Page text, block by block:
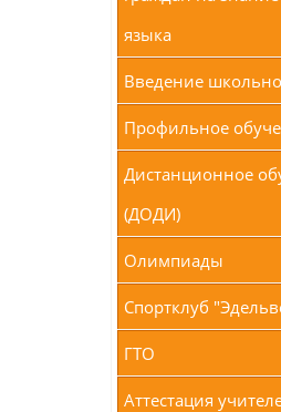
языка
Введение
Профильное
Дистанционное
(ДОДИ)
Олимпиады
Спортклуб
ГТО
Аттестация